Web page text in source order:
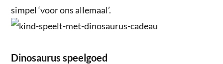
simpel ‘voor ons allemaal’.
Dinosaurus speelgoed